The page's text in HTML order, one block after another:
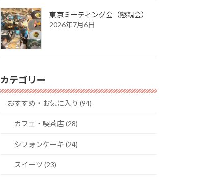
東京ミーティング会（懇親会）
2026年7月6日
カテゴリー
おすすめ・お気に入り (94)
カフェ・喫茶店 (28)
シフォンケーキ (24)
スイーツ (23)